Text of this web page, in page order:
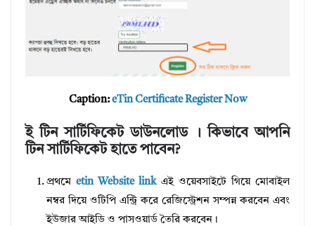
Caption:eTin Certificate Register Now
ই টিন সার্টিফিকেট ডাউনলোড । কিভাবে আপনি
টিন সার্টিফিকেট হাতে পাবেন?
প্রথমেetin Website linkএই ওয়েবসাইটে গিয়ে মোবাইল
নম্বর দিয়ে ওটিপি এন্ট্রি করে রেজিস্ট্রেশন সম্পন্ন করবেন এবং
ইউজার আইডি ও পাসওয়ার্ড তৈরি করবেন।